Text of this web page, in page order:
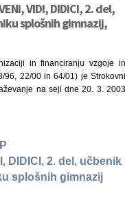
VIDI, DIDICI, 2. del,
splošnih gimnazij,
in financiranju vzgoje in
96, 22/00 in 64/01) je Strokovni
na seji dne 20. 3. 2003
DIDICI, 2. del, učbenik
splošnih gimnazij